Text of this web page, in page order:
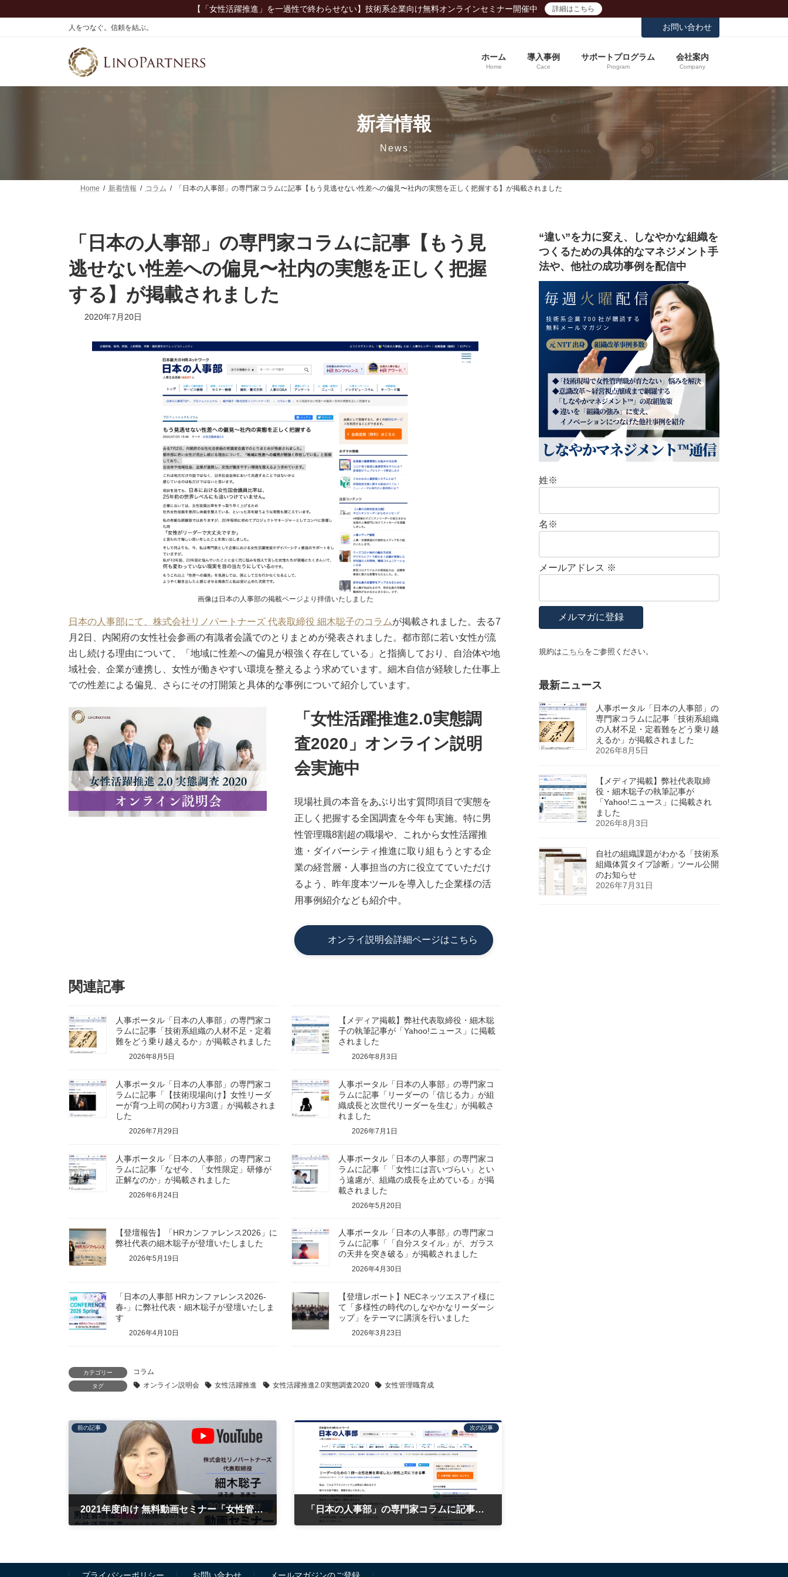
ン
ビ
【「女性活躍推進」を一過性で終わらせない】技術系企業向け無料オンラインセミナー開催中 詳細はこちら
人をつなぐ。信頼を結ぶ。 お問い合わせ
ホーム
Home
導入事例
Cace
サポートプログラム
Program
会社案内
Company
新着情報
News
Home 新着情報 コラム 「日本の人事部」の専門家コラムに記事【もう見逃せない性差への偏見〜社内の実態を正しく把握する】が掲載されました
「日本の人事部」の専門家コラムに記事【もう見
逃せない性差への偏見〜社内の実態を正しく把握
する】が掲載されました
2020年7月20日
画像は日本の人事部の掲載ページより拝借いたしました
日本の人事部にて、株式会社リノパートナーズ 代表取締役 細木聡子のコラムが掲載されました。去る7
月2日、内閣府の女性社会参画の有識者会議でのとりまとめが発表されました。都市部に若い女性が流
出し続ける理由について、「地域に性差への偏見が根強く存在している」と指摘しており、自治体や地
域社会、企業が連携し、女性が働きやすい環境を整えるよう求めています。細木自信が経験した仕事上
での性差による偏見、さらにその打開策と具体的な事例について紹介しています。
「女性活躍推進2.0実態調
査2020」オンライン説明
会実施中
現場社員の本音をあぶり出す質問項目で実態を
正しく把握する全国調査を今年も実施。特に男
性管理職8割超の職場や、これから女性活躍推
進・ダイバーシティ推進に取り組もうとする企
業の経営層・人事担当の方に役立てていただけ
るよう、昨年度本ツールを導入した企業様の活
用事例紹介なども紹介中。
オンライ説明会詳細ページはこちら
関連記事
人事ポータル「日本の人事部」の専門家コ
ラムに記事「技術系組織の人材不足・定着
難をどう乗り越えるか」が掲載されました
2026年8月5日
【メディア掲載】弊社代表取締役・細木聡
子の執筆記事が「Yahoo!ニュース」に掲載
されました
2026年8月3日
人事ポータル「日本の人事部」の専門家コ
ラムに記事「【技術現場向け】女性リーダ
ーが育つ上司の関わり方3選」が掲載されま
した
2026年7月29日
人事ポータル「日本の人事部」の専門家コ
ラムに記事「リーダーの「信じる力」が組
織成長と次世代リーダーを生む」が掲載さ
れました
2026年7月1日
人事ポータル「日本の人事部」の専門家コ
ラムに記事「なぜ今、「女性限定」研修が
正解なのか」が掲載されました
2026年6月24日
人事ポータル「日本の人事部」の専門家コ
ラムに記事「「女性には言いづらい」とい
う遠慮が、組織の成長を止めている」が掲
載されました
2026年5月20日
【登壇報告】「HRカンファレンス2026」に
弊社代表の細木聡子が登壇いたしました
2026年5月19日
人事ポータル「日本の人事部」の専門家コ
ラムに記事「「自分スタイル」が、ガラス
の天井を突き破る」が掲載されました
2026年4月30日
「日本の人事部 HRカンファレンス2026-
春-」に弊社代表・細木聡子が登壇いたしま
す
2026年4月10日
【登壇レポート】NECネッツエスアイ様に
て「多様性の時代のしなやかなリーダーシ
ップ」をテーマに講演を行いました
2026年3月23日
カテゴリー コラム
タグ オンライン説明会 女性活躍推進 女性活躍推進2.0実態調査2020 女性管理職育成
前の記事
2021年度向け 無料動画セミナー「女性管理職の育て方」をリリースしました
次の記事
「日本の人事部」の専門家コラムに記事【リーダーのための１冊〜女性社員を育成したい男性上司にできる事】が掲載されました
“違い”を力に変え、しなやかな組織を
つくるための具体的なマネジメント手
法や、他社の成功事例を配信中
姓※
名 ※
メールアドレス ※
規約は こちら をご参照ください。
最新ニュース
人事ポータル「日本の人事部」の
専門家コラムに記事「技術系組織
の人材不足・定着難をどう乗り越
えるか」が掲載されました
2026年8月5日
【メディア掲載】弊社代表取締
役・細木聡子の執筆記事が
「Yahoo!ニュース」に掲載され
ました
2026年8月3日
自社の組織課題がわかる「技術系
組織体質タイプ診断」ツール公開
のお知らせ
2026年7月31日